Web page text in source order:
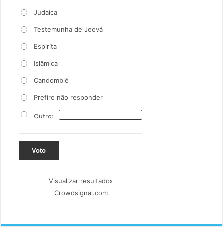
Judaica
Testemunha de Jeová
Espiríta
Islâmica
Candomblé
Prefiro não responder
Outro:
Voto
Visualizar resultados
Crowdsignal.com